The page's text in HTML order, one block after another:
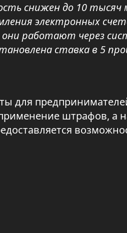
снижен до 10 тысяч
электронных
они работают через
ставка в 5
для
штрафов, а